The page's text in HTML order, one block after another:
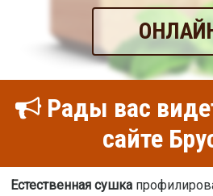
Рады вас
сайте
Естественная сушка